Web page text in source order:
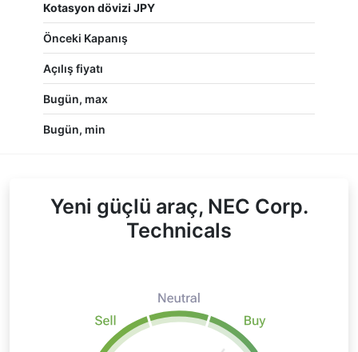
Kotasyon dövizi JPY
Önceki Kapanış
Açılış fiyatı
Bugün, max
Bugün, min
Yeni güçlü araç, NEC Corp.
Technicals